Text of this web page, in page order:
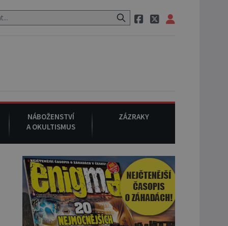
cestě utíká zvláštní psovitá šelma, údajně bájná čupakabra.
NÁBOŽENSTVÍ
A OKULTISMUS
ZÁZRAKY